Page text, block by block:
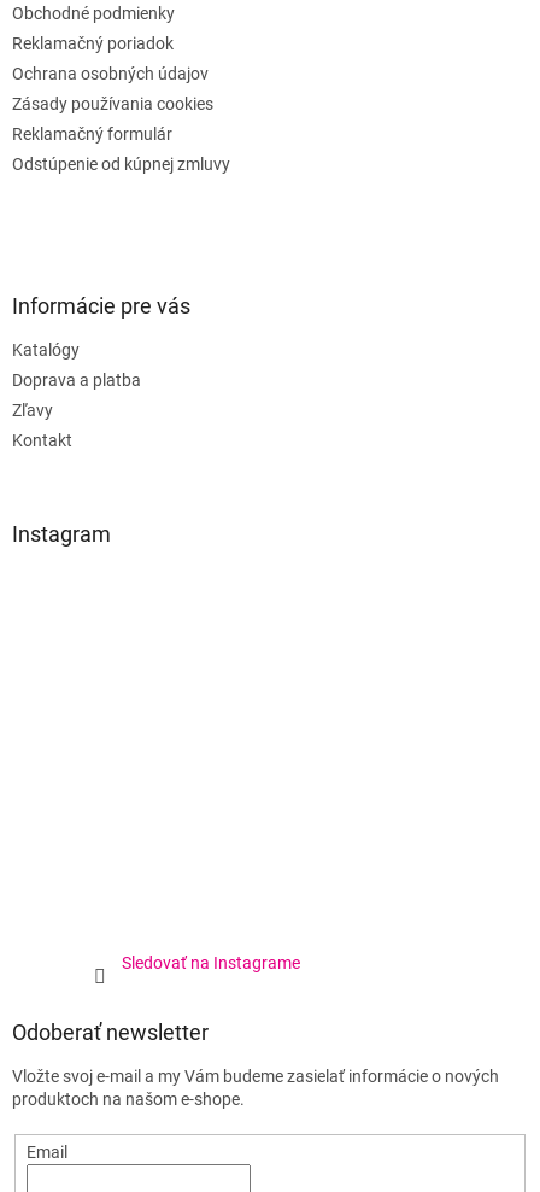
Obchodné podmienky
Reklamačný poriadok
Ochrana osobných údajov
Zásady používania cookies
Reklamačný formulár
Odstúpenie od kúpnej zmluvy
Informácie pre vás
Katalógy
Doprava a platba
Zľavy
Kontakt
Instagram
Sledovať na Instagrame
Odoberať newsletter
Vložte svoj e-mail a my Vám budeme zasielať informácie o nových
produktoch na našom e-shope.
Email